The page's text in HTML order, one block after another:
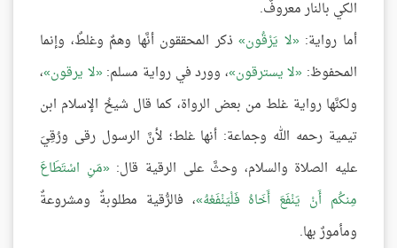
الكي بالنار معروفٌ.
أما رواية: لا يَرْقُون ذكر المحققون أنَّها وهمٌ وغلطٌ، وإنما
المحفوظ: لا يسترقون ، وورد في رواية مسلم: لا يرقون ،
ولكنَّها رواية غلط من بعض الرواة، كما قال شيخُ الإسلام ابن
تيمية رحمه الله وجماعة: أنها غلط؛ لأنَّ الرسول رقى ورُقِيَ
عليه الصلاة والسلام، وحثَّ على الرقية قال: مَنِ اسْتَطَاعَ
مِنكُم أَنْ يَنْفَعَ أَخَاهُ فَلْيَنْفَعْهُ ، فالرُّقية مطلوبةٌ ومشروعةٌ
ومأمورٌ بها.